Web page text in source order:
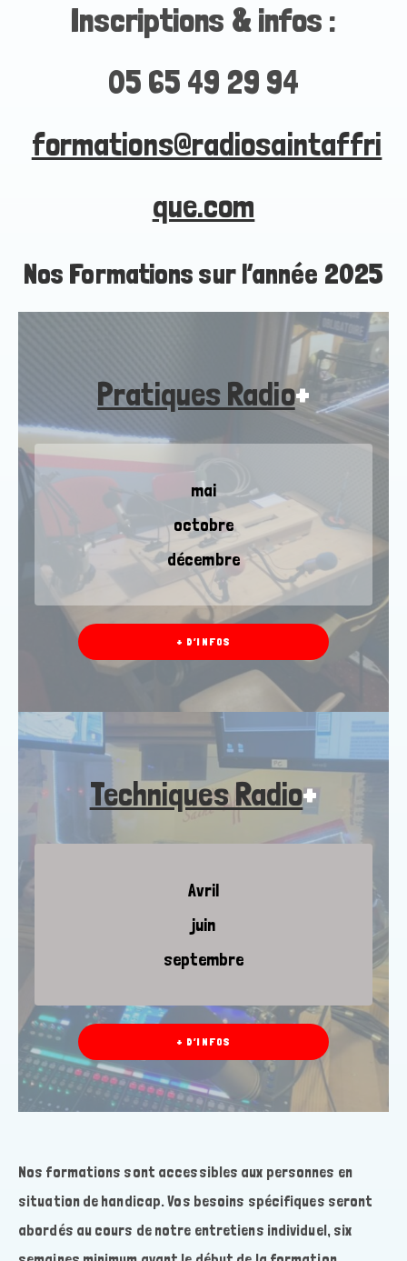
Inscriptions & infos :
05 65 49 29 94
formations@radiosaintaffri
que.com
Nos Formations sur l’année 2025
Pratiques Radio+
mai
octobre
décembre
+ D’INFOS
Techniques Radio+
Avril
juin
septembre
+ D’INFOS
Nos formations sont accessibles aux personnes en
situation de handicap. Vos besoins spécifiques seront
abordés au cours de notre entretiens individuel, six